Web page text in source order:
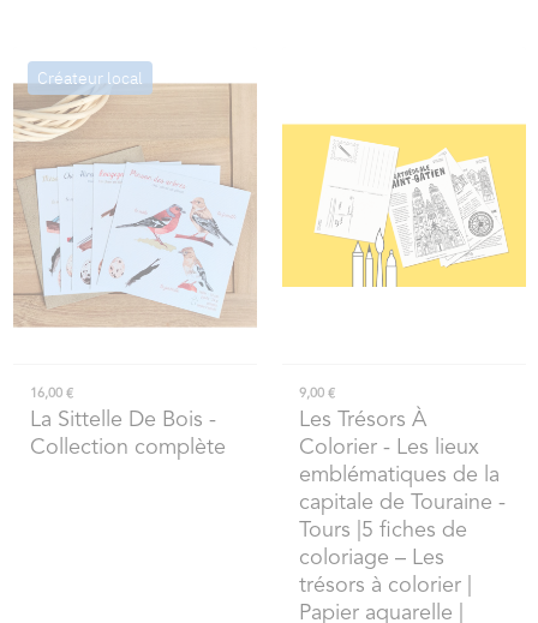
Créateur local
16,00 €
La Sittelle De Bois -
Collection complète
9,00 €
Les Trésors À
Colorier- Les lieux
emblématiques de la
capitale de Touraine -
Tours |5 fiches de
coloriage – Les
trésors à colorier |
Papier aquarelle |